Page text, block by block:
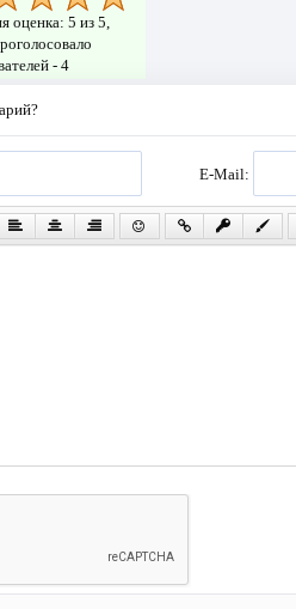
оценка: 5 из 5,
- 4
E-Mail: